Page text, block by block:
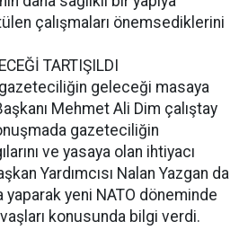
çalışmaları önemsediklerini
TARTIŞILDI
gazeteciliğin geleceği masaya
Mehmet Ali Dim çalıştay
gazeteciliğin
ve yasaya olan ihtiyacı
Yardımcısı Nalan Yazgan da
yeni NATO döneminde
konusunda bilgi verdi.